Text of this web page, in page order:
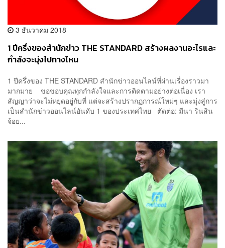
3 ธันวาคม 2018
1 ปีครึ่งของสำนักข่าว THE STANDARD สร้างผลงานอะไรและ
กำลังจะมุ่งไปทางไหน
1 ปีครึ่งของ THE STANDARD สำนักข่าวออนไลน์ที่ผ่านเรื่องราวมา
มากมาย ขอขอบคุณทุกกำลังใจและการติดตามอย่างต่อเนื่อง เรา
สัญญาว่าจะไม่หยุดอยู่กับที่ แต่จะสร้างปรากฏการณ์ใหม่ๆ และมุ่งสู่การ
เป็นสำนักข่าวออนไลน์อันดับ 1 ของประเทศไทย ตัดต่อ: มีนา รินสิน
จ้อย...